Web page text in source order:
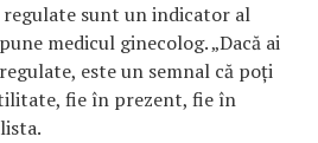
sunt un indicator al
medicul ginecolog. „Dacă ai
este un semnal că poți
fie în prezent, fie în